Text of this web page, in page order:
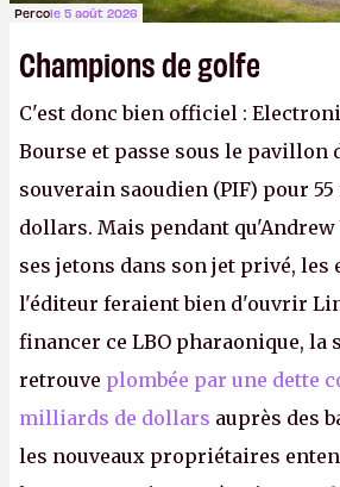
Percole 5 août 2026
Champions de golfe
C'est donc bien officiel :
Bourse et passe sous le pavillon
souverain saoudien (PIF) pour
dollars. Mais pendant
ses jetons dans son jet privé, les
l'éditeur feraient bien d'ouvrir
financer ce LBO pharaonique, la
retrouve plombée par une dette
milliards de dollars auprès des
les nouveaux propriétaires